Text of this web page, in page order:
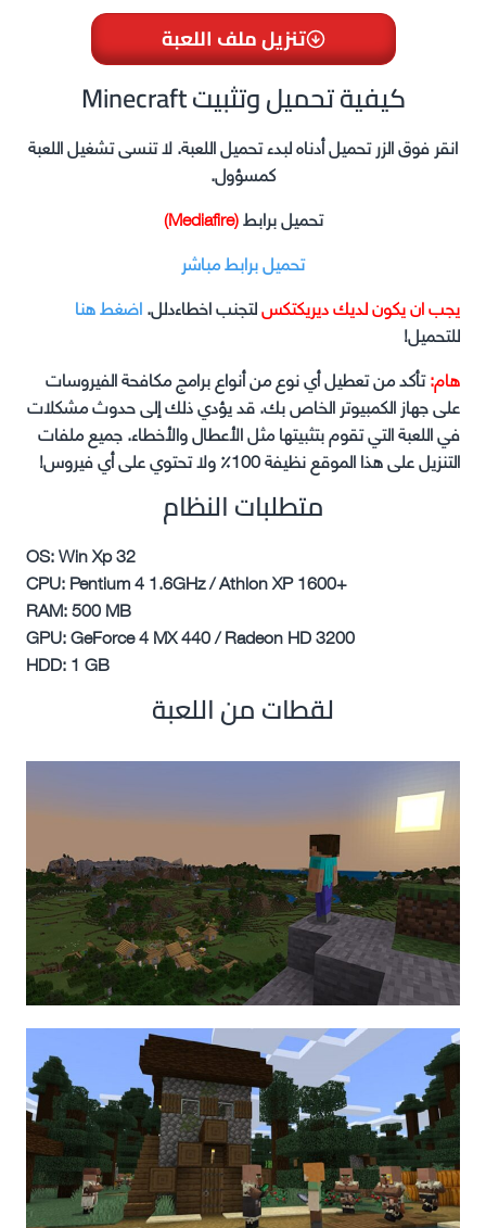
تنزيل ملف اللعبة
Minecraft كيفية تحميل وتثبيت
انقر فوق الزر تحميل أدناه لبدء تحميل اللعبة. لا تنسى تشغيل اللعبة
كمسؤول.
تحميل برابط(Mediafire)
تحميل برابط مباشر
يجب ان يكون لديك ديريكتكسلتجنب اخطاءدلل.اضغط هنا
للتحميل!
هام:تأكد من تعطيل أي نوع من أنواع برامج مكافحة الفيروسات
على جهاز الكمبيوتر الخاص بك. قد يؤدي ذلك إلى حدوث مشكلات
في اللعبة التي تقوم بتثبيتها مثل الأعطال والأخطاء. جميع ملفات
التنزيل على هذا الموقع نظيفة 100٪ ولا تحتوي على أي فيروس!
متطلبات النظام
OS: Win Xp 32
CPU: Pentium 4 1.6GHz / Athlon XP 1600+
RAM: 500 MB
GPU: GeForce 4 MX 440 / Radeon HD 3200
HDD: 1 GB
لقطات من اللعبة